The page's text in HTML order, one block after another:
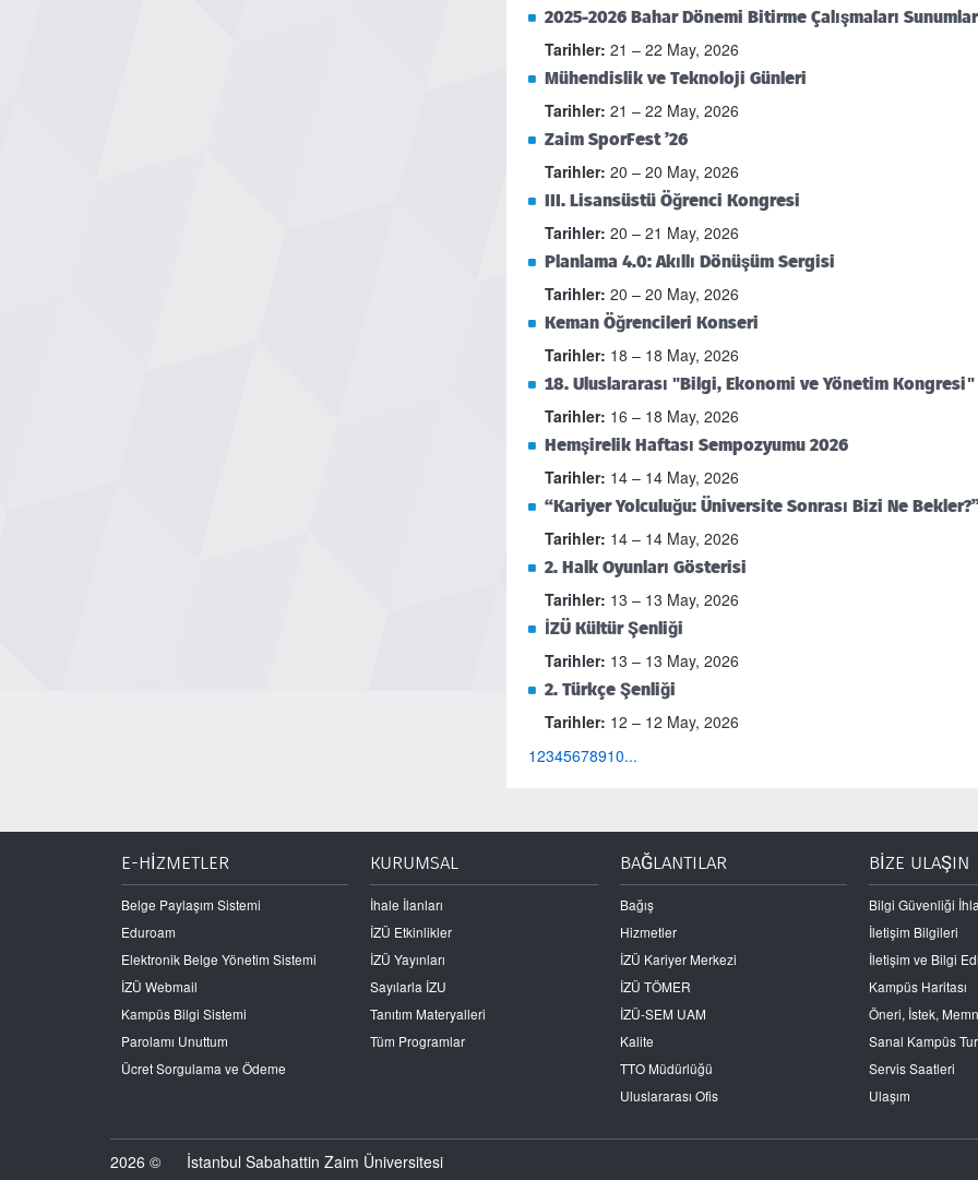
2025-2026 Bahar Dönemi Bitirme Çalışmaları
Tarihler: 21 – 22 May, 2026
Mühendislik ve Teknoloji Günleri
Tarihler: 21 – 22 May, 2026
Zaim SporFest ’26
Tarihler: 20 – 20 May, 2026
III. Lisansüstü Öğrenci Kongresi
Tarihler: 20 – 21 May, 2026
Planlama 4.0: Akıllı Dönüşüm Sergisi
Tarihler: 20 – 20 May, 2026
Keman Öğrencileri Konseri
Tarihler: 18 – 18 May, 2026
18. Uluslararası "Bilgi, Ekonomi ve Yönetim Kongresi"
Tarihler: 16 – 18 May, 2026
Hemşirelik Haftası Sempozyumu 2026
Tarihler: 14 – 14 May, 2026
“Kariyer Yolculuğu: Üniversite Sonrası Bizi Ne
Tarihler: 14 – 14 May, 2026
2. Halk Oyunları Gösterisi
Tarihler: 13 – 13 May, 2026
İZÜ Kültür Şenliği
Tarihler: 13 – 13 May, 2026
2. Türkçe Şenliği
Tarihler: 12 – 12 May, 2026
12345678910...
E-HİZMETLER
Belge Paylaşım Sistemi
Eduroam
Elektronik Belge Yönetim Sistemi
İZÜ Webmail
Kampüs Bilgi Sistemi
Parolamı Unuttum
Ücret Sorgulama ve Ödeme
KURUMSAL
İhale İlanları
İZÜ Etkinlikler
İZÜ Yayınları
Sayılarla İZU
Tanıtım Materyalleri
Tüm Programlar
BAĞLANTILAR
Bağış
Hizmetler
İZÜ Kariyer Merkezi
İZÜ TÖMER
İZÜ-SEM UAM
Kalite
TTO Müdürlüğü
Uluslararası Ofis
BİZE ULAŞIN
Bilgi Güvenliği
İletişim Bilgileri
İletişim ve Bilgi
Kampüs Haritası
Öneri, İstek,
Sanal Kampüs
Servis Saatleri
Ulaşım
2026 © İstanbul Sabahattin Zaim Üniversitesi